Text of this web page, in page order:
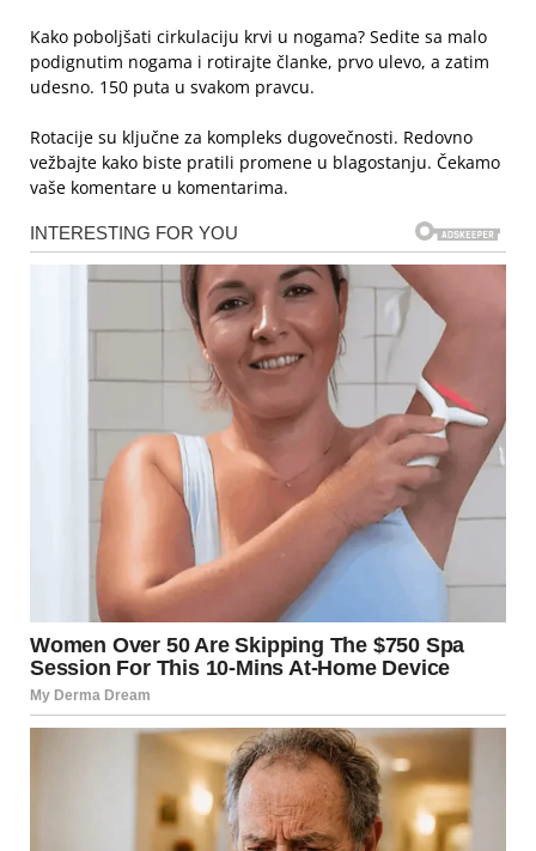
Kako poboljšati cirkulaciju krvi u nogama? Sedite sa malo
podignutim nogama i rotirajte članke, prvo ulevo, a zatim
udesno. 150 puta u svakom pravcu.
Rotacije su ključne za kompleks dugovečnosti. Redovno
vežbajte kako biste pratili promene u blagostanju. Čekamo
vaše komentare u komentarima.